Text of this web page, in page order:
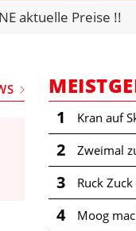
aktuelle Preise !!
1 Kran auf
2 Zweimal
3 Ruck
4 Moog